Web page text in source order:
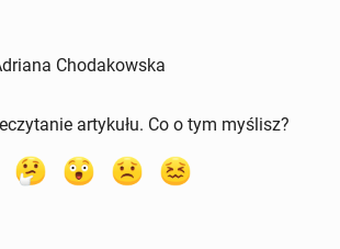
Chodakowska
artykułu. Co o tym myślisz?